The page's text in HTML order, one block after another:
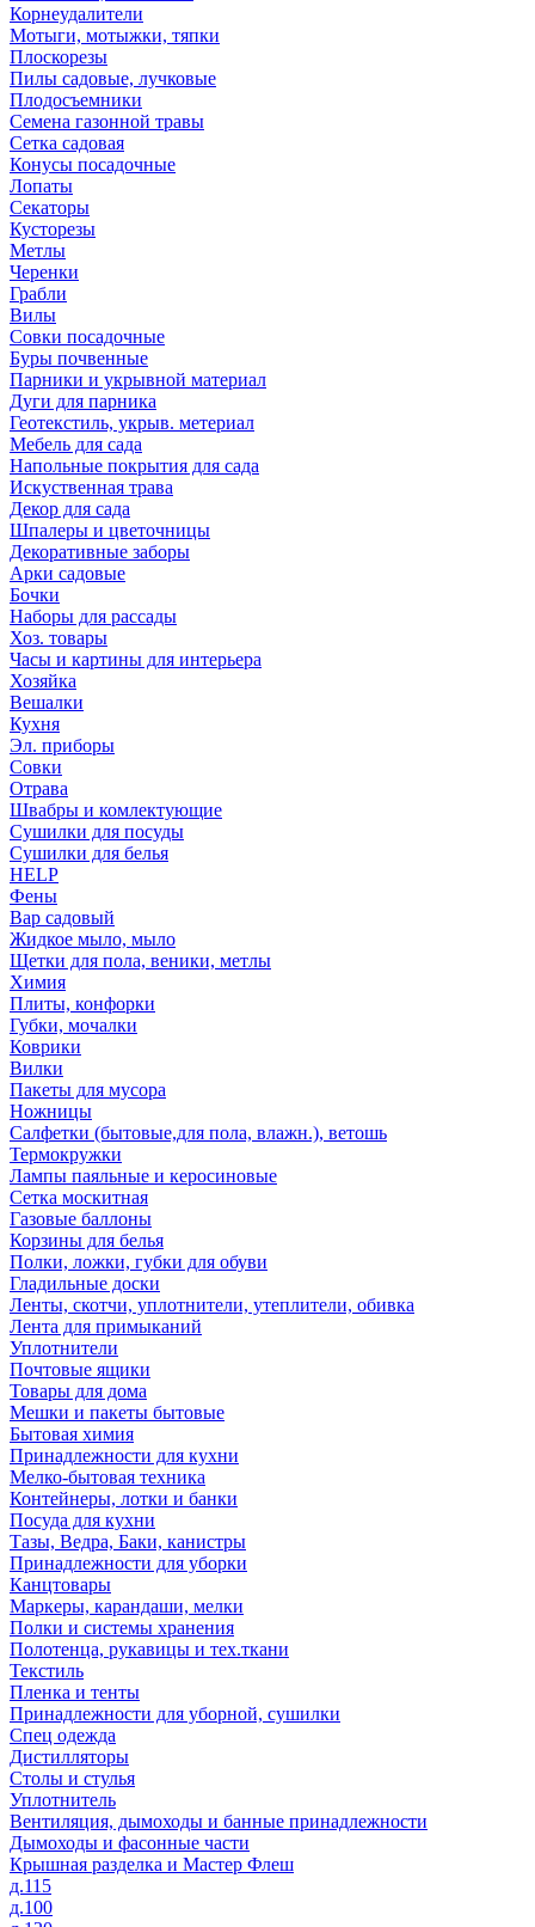
Корнеудалители
Мотыги, мотыжки, тяпки
Плоскорезы
Пилы садовые, лучковые
Плодосъемники
Семена газонной травы
Сетка садовая
Конусы посадочные
Лопаты
Секаторы
Кусторезы
Метлы
Черенки
Грабли
Вилы
Совки посадочные
Буры почвенные
Парники и укрывной материал
Дуги для парника
Геотекстиль, укрыв. метериал
Мебель для сада
Напольные покрытия для сада
Искуственная трава
Декор для сада
Шпалеры и цветочницы
Декоративные заборы
Арки садовые
Бочки
Наборы для рассады
Хоз. товары
Часы и картины для интерьера
Хозяйка
Вешалки
Кухня
Эл. приборы
Совки
Отрава
Швабры и комлектующие
Сушилки для посуды
Сушилки для белья
HELP
Фены
Вар садовый
Жидкое мыло, мыло
Щетки для пола, веники, метлы
Химия
Плиты, конфорки
Губки, мочалки
Коврики
Вилки
Пакеты для мусора
Ножницы
Салфетки (бытовые,для пола, влажн.), ветошь
Термокружки
Лампы паяльные и керосиновые
Сетка москитная
Газовые баллоны
Корзины для белья
Полки, ложки, губки для обуви
Гладильные доски
Ленты, скотчи, уплотнители, утеплители, обивка
Лента для примыканий
Уплотнители
Почтовые ящики
Товары для дома
Мешки и пакеты бытовые
Бытовая химия
Принадлежности для кухни
Мелко-бытовая техника
Контейнеры, лотки и банки
Посуда для кухни
Тазы, Ведра, Баки, канистры
Принадлежности для уборки
Канцтовары
Маркеры, карандаши, мелки
Полки и системы хранения
Полотенца, рукавицы и тех.ткани
Текстиль
Пленка и тенты
Принадлежности для уборной, сушилки
Спец одежда
Дистилляторы
Столы и стулья
Уплотнитель
Вентиляция, дымоходы и банные принадлежности
Дымоходы и фасонные части
Крышная разделка и Мастер Флеш
д.115
д.100